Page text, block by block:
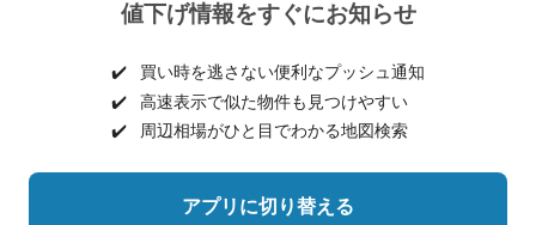
値下げ情報をすぐにお知らせ
✔️
買い時を逃さない便利なプッシュ通知
✔️
高速表示で似た物件も見つけやすい
✔️
周辺相場がひと目でわかる地図検索
アプリに切り替える
個人情報保護ポリシー 利用規約
ヘルプ・お問い合わせ 採用情報